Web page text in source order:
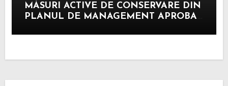
MĂSURI ACTIVE DE CONSERVARE DIN
PLANUL DE MANAGEMENT APROBAT,
SIRETULUI INFERIOR